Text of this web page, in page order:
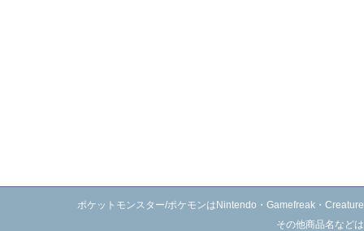
ポケットモンスター/ポケモンはNintendo・Gamefreak・
その他商品名など